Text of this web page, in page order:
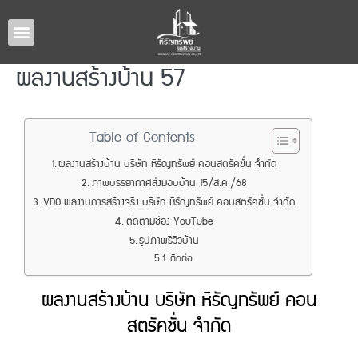
ผลงานสร้างบ้าน 57
Table of Contents
ผลงานสร้างบ้าน บริษัท หิรัญทรัพย์ คอนสตรัคชั่น จำกัด
ภาพบรรยากาศส่งมอบบ้าน 15/ส.ค./68
VDO ผลงานการสร้างจริง บริษัท หิรัญทรัพย์ คอนสตรัคชั่น จำกัด
ติดตามช่อง YouTube
รูปภาพรีวิวบ้าน
ติดต่อ
ผลงานสร้างบ้าน บริษัท หิรัญทรัพย์ คอน
สตรัคชั่น จำกัด